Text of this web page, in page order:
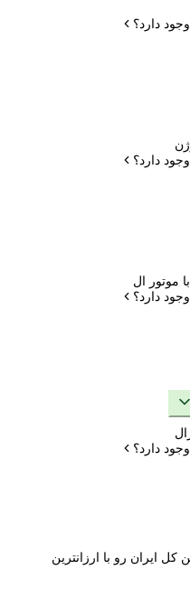
دارد؟
دارد؟
دارد؟
دارد؟
کل ایران رو با ارزانترین